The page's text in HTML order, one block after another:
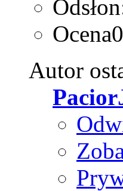
Autor